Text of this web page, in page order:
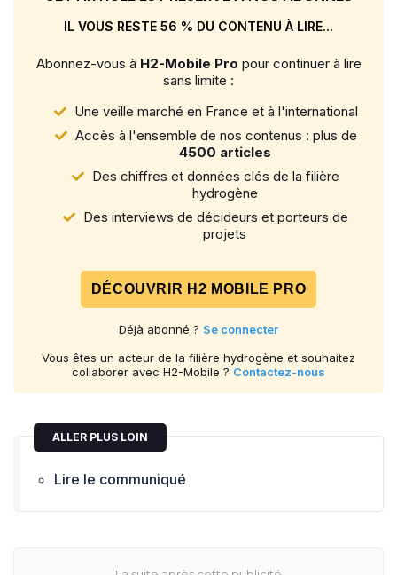
IL VOUS RESTE 56 % DU CONTENU À LIRE...
Abonnez-vous à H2-Mobile Pro pour continuer à lire
sans limite :
Une veille marché en France et à l'international
Accès à l'ensemble de nos contenus : plus de
4500 articles
Des chiffres et données clés de la filière
hydrogène
Des interviews de décideurs et porteurs de
projets
DÉCOUVRIR H2 MOBILE PRO
Déjà abonné ? Se connecter
Vous êtes un acteur de la filière hydrogène et souhaitez
collaborer avec H2-Mobile ? Contactez-nous
ALLER PLUS LOIN
Lire le communiqué